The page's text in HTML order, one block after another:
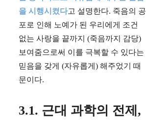
을 시행시켰다고 설명한다. 죽음의 공
포로 인해 노예가 된 우리에게 조건
없는 사랑을 끝까지 (죽음까지 감당)
보여줌으로써 이를 극복할 수 있다는
믿음을 갖게 (자유롭게) 해주었기 때
문이다.
3.1. 근대 과학의 전제,